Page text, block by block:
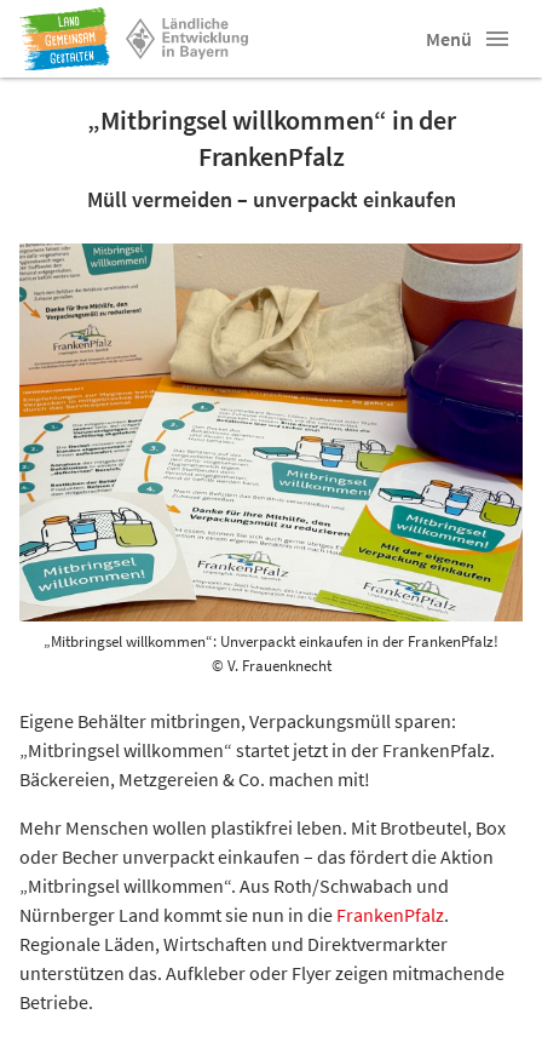
Menü
„Mitbringsel willkommen“ in der
FrankenPfalz
Müll vermeiden – unverpackt einkaufen
„Mitbringsel willkommen“: Unverpackt einkaufen in der FrankenPfalz!
© V. Frauenknecht
Eigene Behälter mitbringen, Verpackungsmüll sparen:
„Mitbringsel willkommen“ startet jetzt in der FrankenPfalz.
Bäckereien, Metzgereien & Co. machen mit!
Mehr Menschen wollen plastikfrei leben. Mit Brotbeutel, Box
oder Becher unverpackt einkaufen – das fördert die Aktion
„Mitbringsel willkommen“. Aus Roth/Schwabach und
Nürnberger Land kommt sie nun in die FrankenPfalz.
Regionale Läden, Wirtschaften und Direktvermarkter
unterstützen das. Aufkleber oder Flyer zeigen mitmachende
Betriebe.